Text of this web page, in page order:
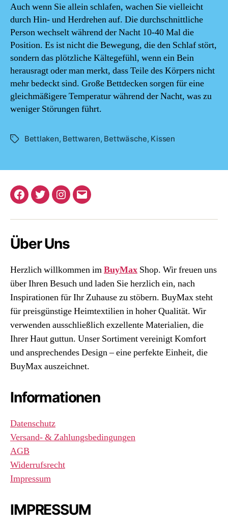
Auch wenn Sie allein schlafen, wachen Sie vielleicht
durch Hin- und Herdrehen auf. Die durchschnittliche
Person wechselt während der Nacht 10-40 Mal die
Position. Es ist nicht die Bewegung, die den Schlaf stört,
sondern das plötzliche Kältegefühl, wenn ein Bein
herausragt oder man merkt, dass Teile des Körpers nicht
mehr bedeckt sind. Große Bettdecken sorgen für eine
gleichmäßigere Temperatur während der Nacht, was zu
weniger Störungen führt.
Schlagwörter
Bettlaken, Bettwaren, Bettwäsche, Kissen
Facebook
TwitterInstagram
E-
Über Uns
Herzlich willkommen imBuyMax Shop. Wir freuen uns
über Ihren Besuch und laden Sie herzlich ein, nach
Inspirationen für Ihr Zuhause zu stöbern. BuyMax steht
für preisgünstige Heimtextilien in hoher Qualität. Wir
verwenden ausschließlich exzellente Materialien, die
Ihrer Haut guttun. Unser Sortiment vereinigt Komfort
und ansprechendes Design – eine perfekte Einheit, die
BuyMax auszeichnet.
Informationen
Datenschutz
Versand- & Zahlungsbedingungen
AGB
Widerrufsrecht
Impressum
IMPRESSUM